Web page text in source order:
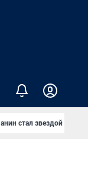
стал звездой